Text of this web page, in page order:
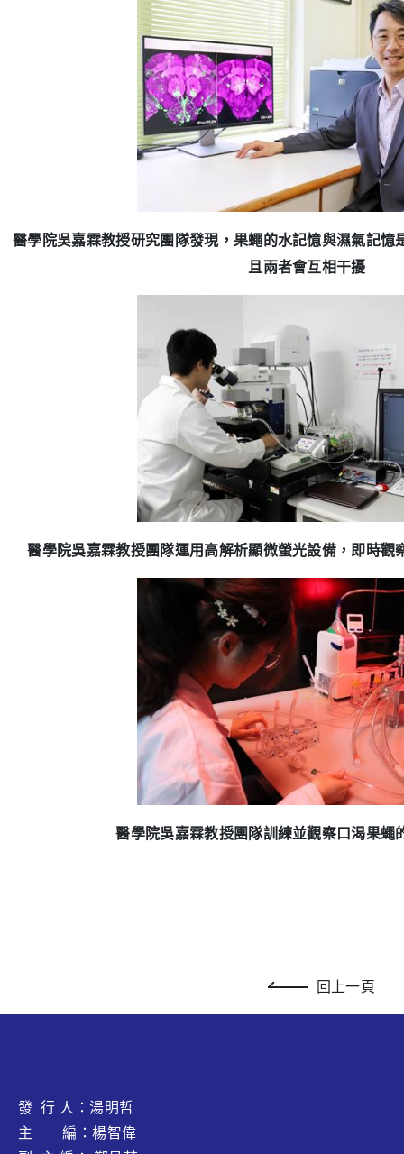
醫學院吳嘉霖教授研究團隊發現，果蠅的水記憶與濕氣記憶
且兩者會互相干擾
醫學院吳嘉霖教授團隊運用高解析顯微螢光設備，即時觀
醫學院吳嘉霖教授團隊訓練並觀察口渴果蠅
回上一頁
發 行 人：湯明哲
主 編：楊智偉